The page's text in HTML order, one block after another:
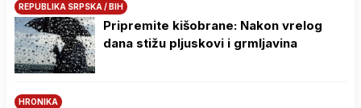
REPUBLIKA SRPSKA / BIH
Pripremite kišobrane: Nakon vrelog
dana stižu pljuskovi i grmljavina
HRONIKA